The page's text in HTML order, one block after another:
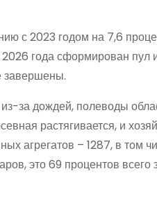
с 2023 годом на 7,6
года сформирован пул
завершены.
за дождей, полеводы
растягивается, и
агрегатов – 1287, в том
это 69 процентов